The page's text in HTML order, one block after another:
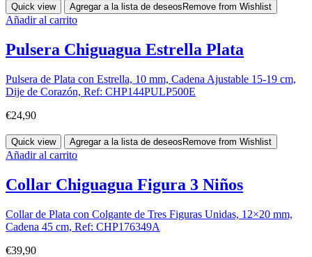
Quick view Agregar a la lista de deseos Remove from Wishlist
Añadir al carrito
Pulsera Chiguagua Estrella Plata
Pulsera de Plata con Estrella, 10 mm, Cadena Ajustable 15-19 cm,
Dije de Corazón, Ref: CHP144PULP500E
€24,90
Quick view Agregar a la lista de deseos Remove from Wishlist
Añadir al carrito
Collar Chiguagua Figura 3 Niños
Collar de Plata con Colgante de Tres Figuras Unidas, 12×20 mm,
Cadena 45 cm, Ref: CHP176349A
€39,90